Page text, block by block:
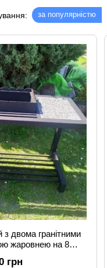
за популярністю
з двома гранітними
жаровнею на 8
грн